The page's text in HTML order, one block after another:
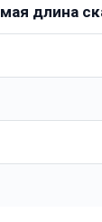
длина